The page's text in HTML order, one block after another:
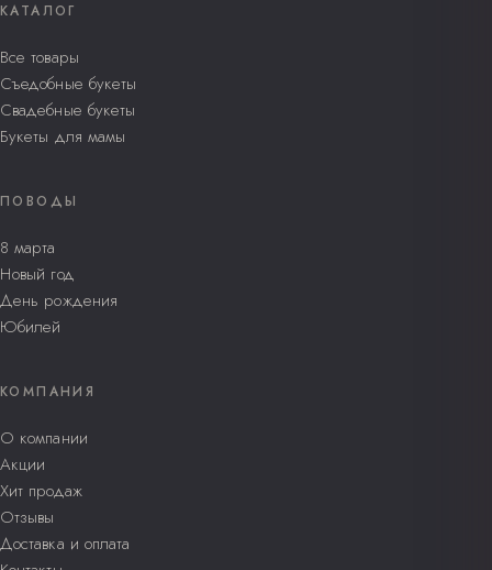
КАТАЛОГ
Все товары
Съедобные букеты
Свадебные букеты
Букеты для мамы
ПОВОДЫ
8 марта
Новый год
День рождения
Юбилей
КОМПАНИЯ
О компании
Акции
Хит продаж
Отзывы
Доставка и оплата